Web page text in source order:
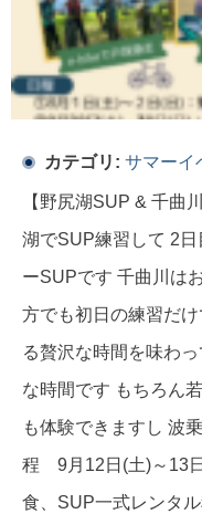
カテゴリ: サマーイ
【野尻湖SUP & 千曲
湖でSUP練習して 2
ーSUPです 千曲川は
方でも初日の練習だ
る贅沢な時間を味わ
な時間です もちろん
も体験できますし 波
程 9月12日(土)～13
食、SUP一式レンタ